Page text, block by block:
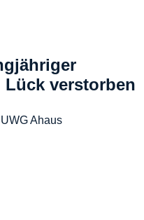
Lück verstorben